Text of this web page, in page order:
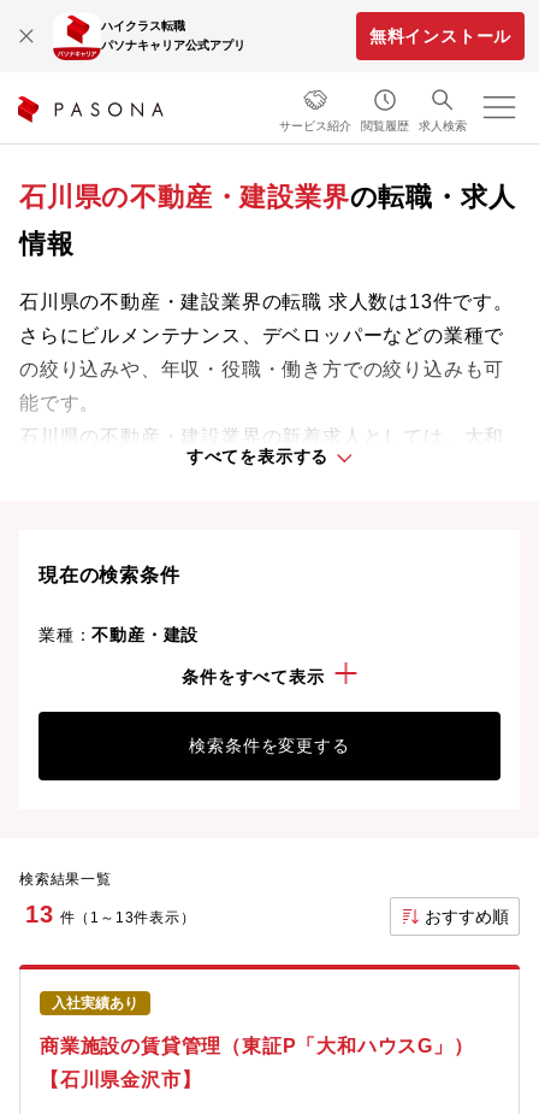
ハイクラス転職
パソナキャリア公式アプリ
無料インストール
サービス紹介 閲覧履歴 求人検索
石川県の不動産・建設業界の転職・求人
情報
石川県の不動産・建設業界の転職 求人数は13件です。
さらにビルメンテナンス、デベロッパーなどの業種で
の絞り込みや、年収・役職・働き方での絞り込みも可
能です。
石川県の不動産・建設業界の新着求人としては、大和
ハウスリアルティマネジメント株式会社などがありま
り、次のキャリアステージへと踏み出しましょう。
すべてを表示する
現在の検索条件
業種：不動産・建設
条件をすべて表示
検索条件を変更する
検索結果一覧
13 件（1～13件表示） おすすめ順
入社実績あり
商業施設の賃貸管理（東証P「大和ハウスG」）
【石川県金沢市】